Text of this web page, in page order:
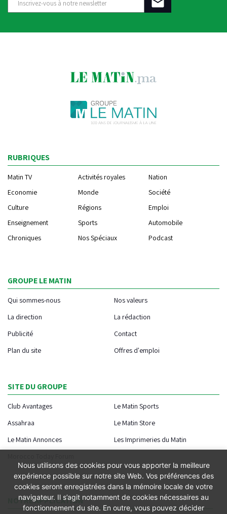
RUBRIQUES
Matin TV Activités royales
Nation
Economie
Monde
Société
Culture
Régions
Emploi
Enseignement
Sports
Automobile
Chroniques
Nos Spéciaux Podcast
GROUPE LE MATIN
Qui sommes-nous
Nos valeurs
La direction
La rédaction
Publicité
Contact
Plan du site
Offres d'emploi
SITE DU GROUPE
Club Avantages
Le Matin Sports
Assahraa
Le Matin Store
Le Matin Annonces
Les Imprimeries du Matin
NOTRE APPLICATION
Nous utilisons des cookies pour vous apporter la meilleure
expérience possible sur notre site Web. Vos préférences des
cookies seront enregistrées dans la mémoire locale de votre
navigateur. Il s’agit notamment de cookies nécessaires au
fonctionnement du site. En outre, vous pouvez décider